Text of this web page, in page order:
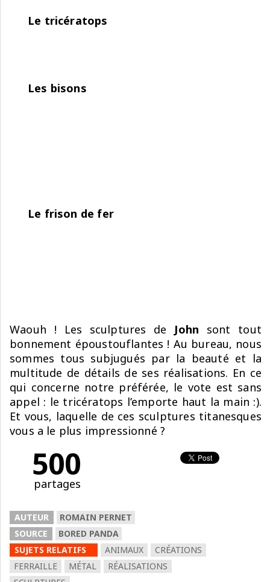
Le tricératops
Les bisons
Le frison de fer
Waouh ! Les sculptures de John sont tout
bonnement époustouflantes ! Au bureau, nous
sommes tous subjugués par la beauté et la
multitude de détails de ses réalisations. En ce
qui concerne notre préférée, le vote est sans
appel : le tricératops l’emporte haut la main :).
Et vous, laquelle de ces sculptures titanesques
vous a le plus impressionné ?
500
partages
AUTEUR
ROMAIN PERNET
SOURCE
BORED PANDA
SUJETS RELATIFS
ANIMAUX
CRÉATIONS
FERRAILLE
MÉTAL
RÉALISATIONS